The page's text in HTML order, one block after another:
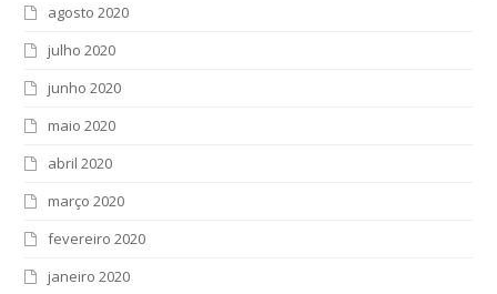
agosto 2020
julho 2020
junho 2020
maio 2020
abril 2020
março 2020
fevereiro 2020
janeiro 2020